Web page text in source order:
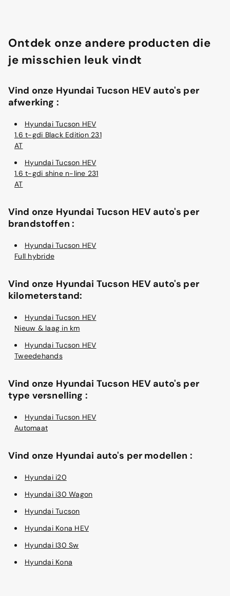
Ontdek onze andere producten die
je misschien leuk vindt
Vind onze Hyundai Tucson HEV auto's per
afwerking :
Hyundai Tucson HEV
1.6 t-gdi Black Edition 231
AT
Hyundai Tucson HEV
1.6 t-gdi shine n-line 231
AT
Vind onze Hyundai Tucson HEV auto's per
brandstoffen :
Hyundai Tucson HEV
Full hybride
Vind onze Hyundai Tucson HEV auto's per
kilometerstand:
Hyundai Tucson HEV
Nieuw & laag in km
Hyundai Tucson HEV
Tweedehands
Vind onze Hyundai Tucson HEV auto's per
type versnelling :
Hyundai Tucson HEV
Automaat
Vind onze Hyundai auto's per modellen :
Hyundai i20
Hyundai i30 Wagon
Hyundai Tucson
Hyundai Kona HEV
Hyundai I30 Sw
Hyundai Kona